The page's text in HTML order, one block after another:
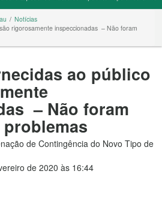
Notícias
rigorosamente inspeccionadas – Não foram
ao público
– Não foram
de Contingência do Novo Tipo de
de 2020 às 16:44